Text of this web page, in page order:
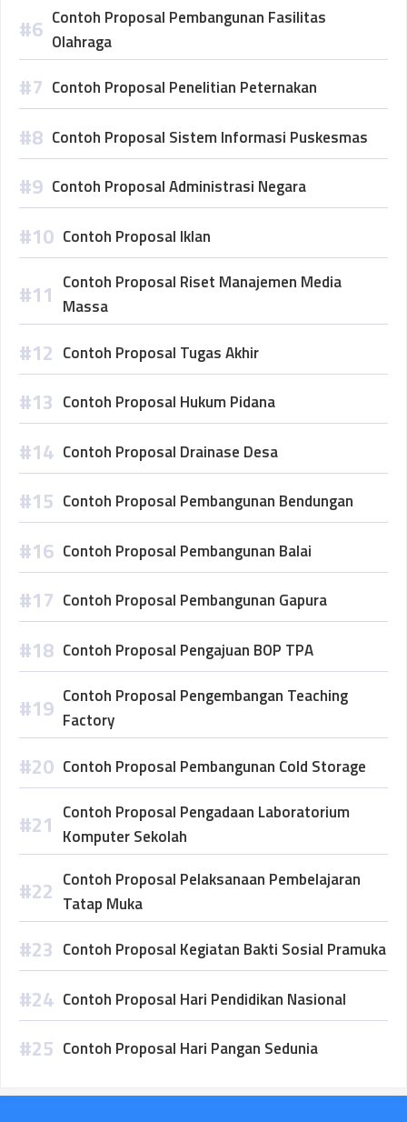
Contoh Proposal Pembangunan Fasilitas
Olahraga
Contoh Proposal Penelitian Peternakan
Contoh Proposal Sistem Informasi Puskesmas
Contoh Proposal Administrasi Negara
Contoh Proposal Iklan
Contoh Proposal Riset Manajemen Media
Massa
Contoh Proposal Tugas Akhir
Contoh Proposal Hukum Pidana
Contoh Proposal Drainase Desa
Contoh Proposal Pembangunan Bendungan
Contoh Proposal Pembangunan Balai
Contoh Proposal Pembangunan Gapura
Contoh Proposal Pengajuan BOP TPA
Contoh Proposal Pengembangan Teaching
Factory
Contoh Proposal Pembangunan Cold Storage
Contoh Proposal Pengadaan Laboratorium
Komputer Sekolah
Contoh Proposal Pelaksanaan Pembelajaran
Tatap Muka
Contoh Proposal Kegiatan Bakti Sosial Pramuka
Contoh Proposal Hari Pendidikan Nasional
Contoh Proposal Hari Pangan Sedunia